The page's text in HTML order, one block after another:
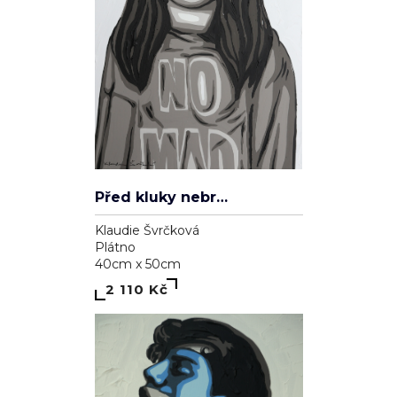
Před kluky nebrečím
Klaudie Švrčková
Plátno
40cm x 50cm
2 110 Kč